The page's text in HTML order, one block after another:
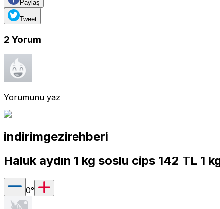
Paylaş
Tweet
2 Yorum
Yorumunu yaz
indirimgezirehberi
Haluk aydın 1 kg soslu cips 142 TL 1
0°